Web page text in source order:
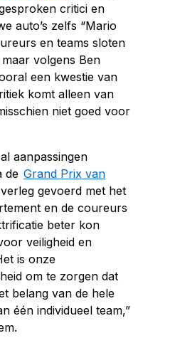
critici en
auto’s zelfs “Mario
en teams sloten
volgens Ben
een kwestie van
komt alleen van
niet goed voor
aanpassingen
de Grand Prix van
gevoerd met het
en de coureurs
beter kon
veiligheid en
is onze
om te zorgen dat
belang van de hele
één individueel team,”